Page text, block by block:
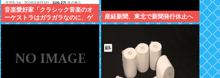
音楽愛好家「クラシック音楽のオ
ーケストラはガラガラなのに、ゲ
ーム音楽のオーケストラは満員…
産経新聞、東北で新聞発行休止へ